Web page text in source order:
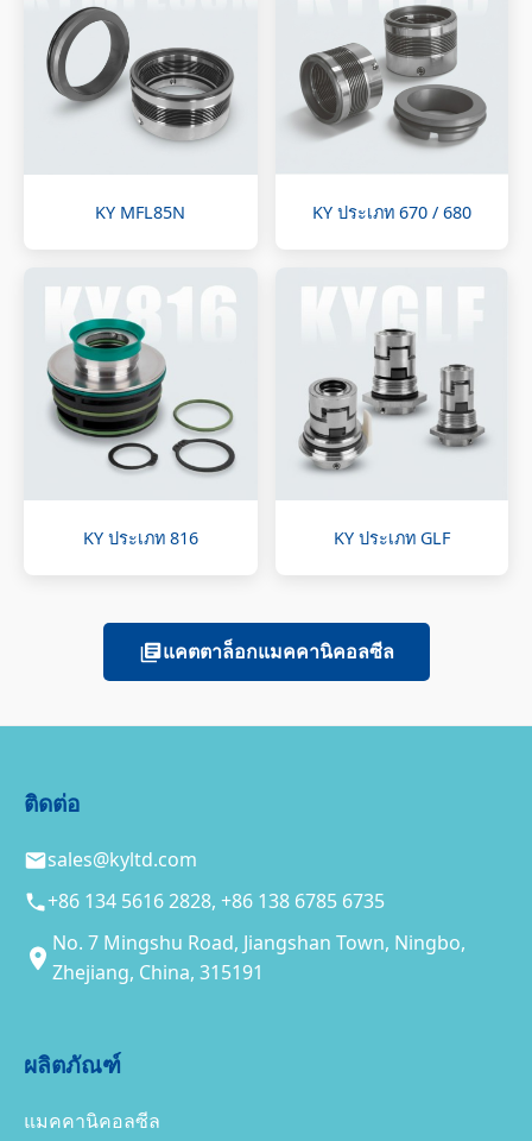
KY MFL85N KY ประเภท 670 / 680
KY ประเภท 816 KY ประเภท GLF
แคตตาล็อกแมคคานิคอลซีล
ติดต่อ
sales@kyltd.com
+86 134 5616 2828, +86 138 6785 6735
No. 7 Mingshu Road, Jiangshan Town, Ningbo,
Zhejiang, China, 315191
ผลิตภัณฑ์
แมคคานิคอลซีล